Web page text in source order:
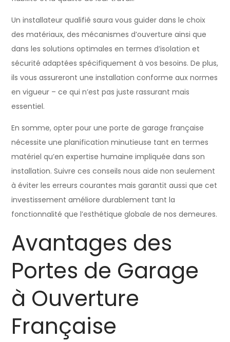
Un installateur qualifié saura vous guider dans le choix
des matériaux, des mécanismes d’ouverture ainsi que
dans les solutions optimales en termes d’isolation et
sécurité adaptées spécifiquement à vos besoins. De plus,
ils vous assureront une installation conforme aux normes
en vigueur – ce qui n’est pas juste rassurant mais
essentiel.
En somme, opter pour une porte de garage française
nécessite une planification minutieuse tant en termes
matériel qu’en expertise humaine impliquée dans son
installation. Suivre ces conseils nous aide non seulement
à éviter les erreurs courantes mais garantit aussi que cet
investissement améliore durablement tant la
fonctionnalité que l’esthétique globale de nos demeures.
Avantages des
Portes de Garage
à Ouverture
Française